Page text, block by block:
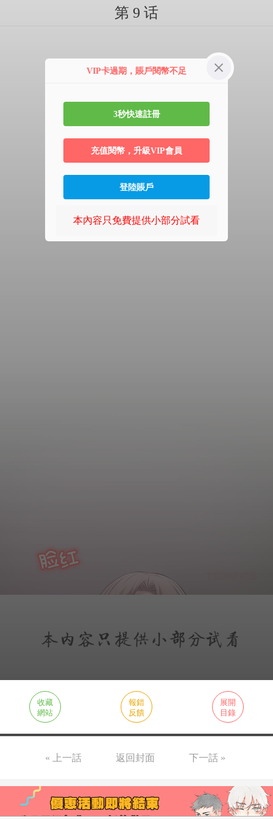
第 9 话
收藏
網站
報錯
反饋
展開
目錄
« 上一話 返回封面 下一話 »
VIP卡過期，賬戶閱幣不足
3秒快速註冊
充值閱幣，升級VIP會員
登陸賬戶
本內容只免費提供小部分試看